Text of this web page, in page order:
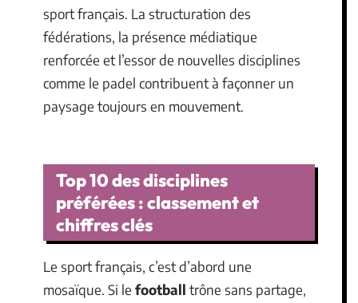
sport français. La structuration des
fédérations, la présence médiatique
renforcée et l’essor de nouvelles disciplines
comme le padel contribuent à façonner un
paysage toujours en mouvement.
Top 10 des disciplines
préférées : classement et
chiffres clés
Le sport français, c’est d’abord une
mosaïque. Si le football trône sans partage,